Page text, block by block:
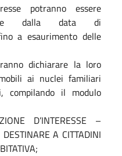
potranno essere
dalla data di
a esaurimento delle
dichiarare la loro
ai nuclei familiari
compilando il modulo
D’INTERESSE –
A CITTADINI